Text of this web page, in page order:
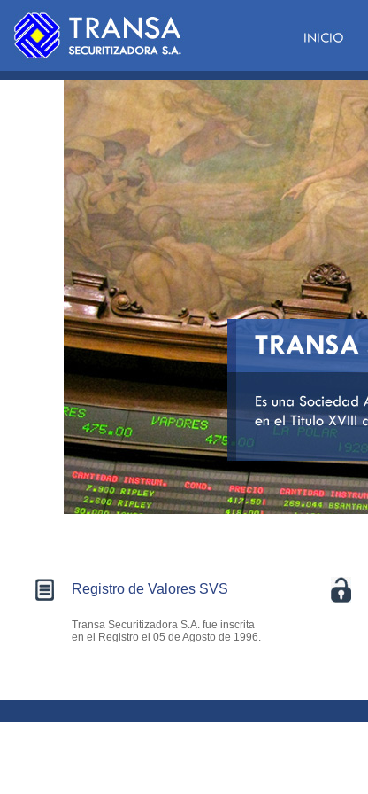
Registro de Valores SVS
Transa Securitizadora S.A. fue inscrita
en el Registro el 05 de Agosto de 1996.